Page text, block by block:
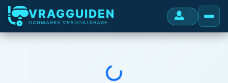
VRAGGUIDEN
DANMARKS VRAGDATABASE
Indlæser...